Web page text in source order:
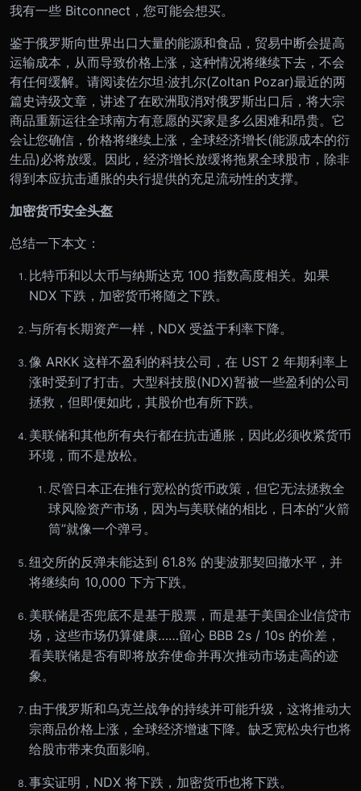
我有一些 Bitconnect，您可能会想买。
鉴于俄罗斯向世界出口大量的能源和食品，贸易中断会提高
运输成本，从而导致价格上涨，这种情况将继续下去，不会
有任何缓解。请阅读佐尔坦·波扎尔(Zoltan Pozar)最近的两
篇史诗级文章，讲述了在欧洲取消对俄罗斯出口后，将大宗
商品重新运往全球南方有意愿的买家是多么困难和昂贵。它
会让您确信，价格将继续上涨，全球经济增长(能源成本的衍
生品)必将放缓。因此，经济增长放缓将拖累全球股市，除非
得到本应抗击通胀的央行提供的充足流动性的支撑。
加密货币安全头盔
总结一下本文：
比特币和以太币与纳斯达克 100 指数高度相关。如果
NDX 下跌，加密货币将随之下跌。
与所有长期资产一样，NDX 受益于利率下降。
像 ARKK 这样不盈利的科技公司，在 UST 2 年期利率上
涨时受到了打击。大型科技股(NDX)暂被一些盈利的公司
拯救，但即便如此，其股价也有所下跌。
美联储和其他所有央行都在抗击通胀，因此必须收紧货币
环境，而不是放松。
尽管日本正在推行宽松的货币政策，但它无法拯救全
球风险资产市场，因为与美联储的相比，日本的“火箭
筒”就像一个弹弓。
纽交所的反弹未能达到 61.8% 的斐波那契回撤水平，并
将继续向 10,000 下方下跌。
美联储是否兜底不是基于股票，而是基于美国企业信贷市
场，这些市场仍算健康……留心 BBB 2s / 10s 的价差，
看美联储是否有即将放弃使命并再次推动市场走高的迹
象。
由于俄罗斯和乌克兰战争的持续并可能升级，这将推动大
宗商品价格上涨，全球经济增速下降。缺乏宽松央行也将
给股市带来负面影响。
事实证明，NDX 将下跌，加密货币也将下跌。